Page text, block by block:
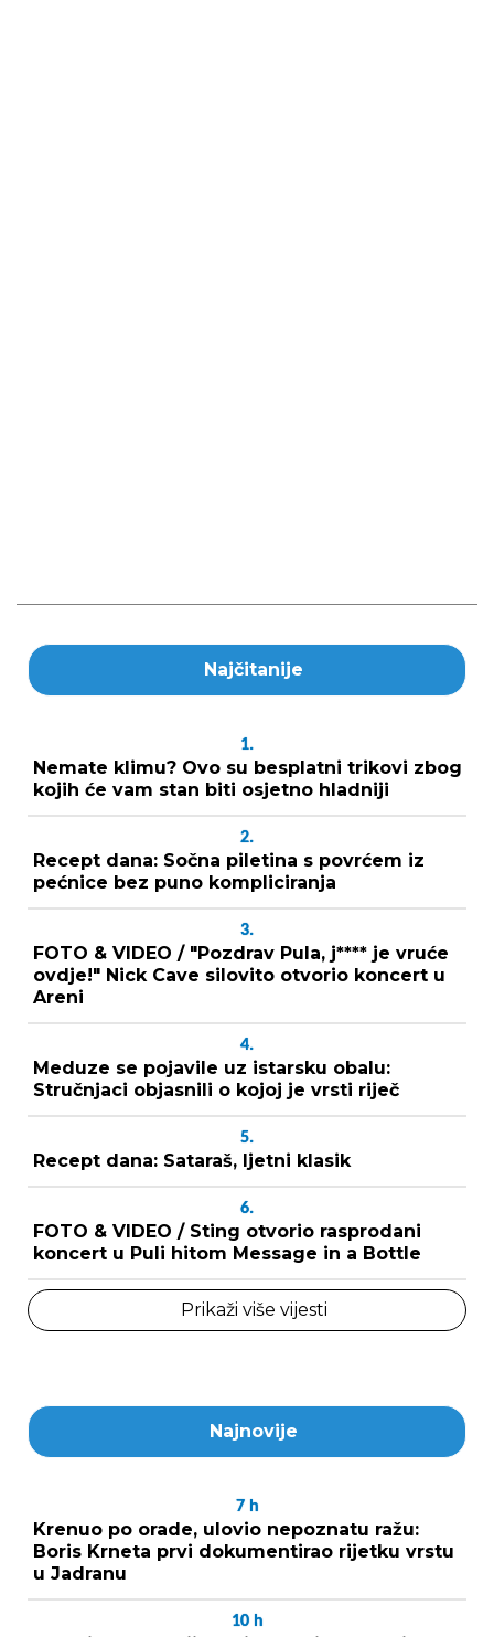
Najčitanije
1.
Nemate klimu? Ovo su besplatni trikovi zbog
kojih će vam stan biti osjetno hladniji
2.
Recept dana: Sočna piletina s povrćem iz
pećnice bez puno kompliciranja
3.
FOTO & VIDEO / "Pozdrav Pula, j**** je vruće
ovdje!" Nick Cave silovito otvorio koncert u
Areni
4.
Meduze se pojavile uz istarsku obalu:
Stručnjaci objasnili o kojoj je vrsti riječ
5.
Recept dana: Sataraš, ljetni klasik
6.
FOTO & VIDEO / Sting otvorio rasprodani
koncert u Puli hitom Message in a Bottle
Prikaži više vijesti
Najnovije
7 h
Krenuo po orade, ulovio nepoznatu ražu:
Boris Krneta prvi dokumentirao rijetku vrstu
u Jadranu
10 h